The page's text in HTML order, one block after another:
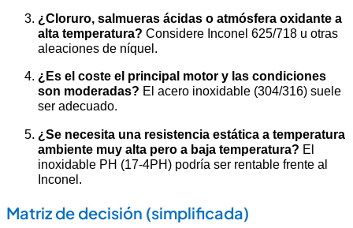
¿Cloruro, salmueras ácidas o atmósfera oxidante a
alta temperatura? Considere Inconel 625/718 u otras
aleaciones de níquel.
¿Es el coste el principal motor y las condiciones
son moderadas? El acero inoxidable (304/316) suele
ser adecuado.
¿Se necesita una resistencia estática a temperatura
ambiente muy alta pero a baja temperatura? El
inoxidable PH (17-4PH) podría ser rentable frente al
Inconel.
Matriz de decisión (simplificada)